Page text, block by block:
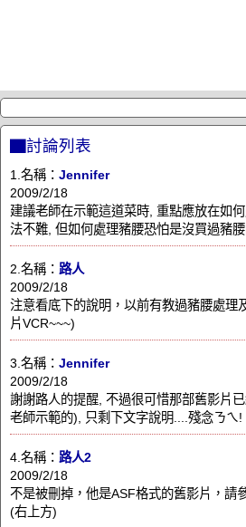
▇討論列表
1.名稱： Jennifer
2009/2/18
建議老師在示範這道菜時, 重點應放在如
法不難, 但如何處理豬腰恐怕是沒買過豬
2.名稱： 路人
2009/2/18
注意看底下的說明，以前有教過豬腰處理
片VCR~~~)
3.名稱： Jennifer
2009/2/18
謝謝路人的提醒, 不過很可惜那部舊影片
老師示範的), 只剩下文字說明....殘念ㄋㄟ!
4.名稱： 路人2
2009/2/18
不是被刪掉，他是ASF格式的舊影片，請
(右上方)